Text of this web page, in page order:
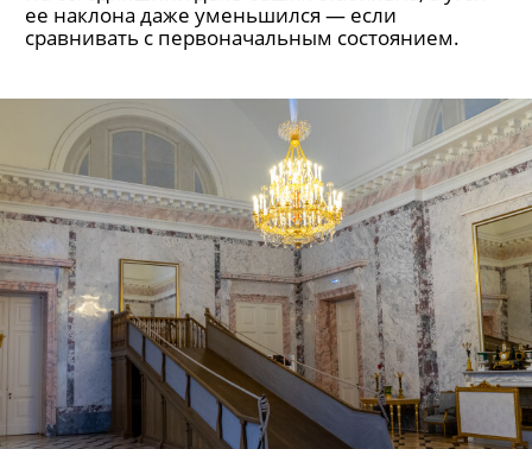
ее наклона даже уменьшился — если
сравнивать с первоначальным состоянием.